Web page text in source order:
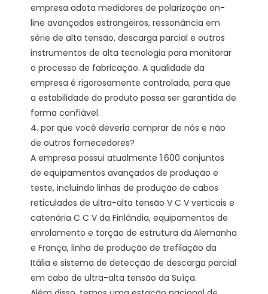
empresa adota medidores de polarização on-
line avançados estrangeiros, ressonância em
série de alta tensão, descarga parcial e outros
instrumentos de alta tecnologia para monitorar
o processo de fabricação. A qualidade da
empresa é rigorosamente controlada, para que
a estabilidade do produto possa ser garantida de
forma confiável.
4. por que você deveria comprar de nós e não
de outros fornecedores?
A empresa possui atualmente 1.600 conjuntos
de equipamentos avançados de produção e
teste, incluindo linhas de produção de cabos
reticulados de ultra-alta tensão V C V verticais e
catenária C C V da Finlândia, equipamentos de
enrolamento e torção de estrutura da Alemanha
e França, linha de produção de trefilação da
Itália e sistema de detecção de descarga parcial
em cabo de ultra-alta tensão da Suíça.